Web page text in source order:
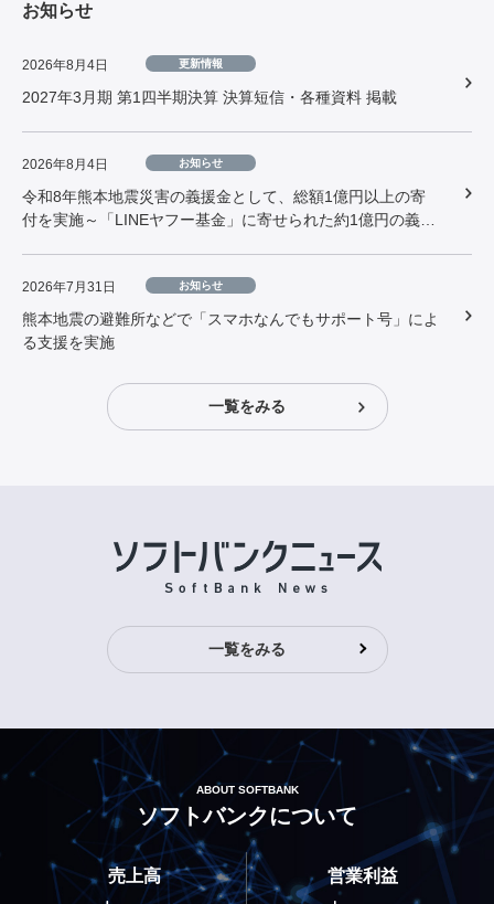
お知らせ
2026年8月4日 更新情報
2027年3月期 第1四半期決算 決算短信・各種資料 掲載
2026年8月4日 お知らせ
令和8年熊本地震災害の義援金として、総額1億円以上の寄
付を実施～「LINEヤフー基金」に寄せられた約1億円の義援
2026年7月31日 お知らせ
熊本地震の避難所などで「スマホなんでもサポート号」によ
る支援を実施
一覧をみる
一覧をみる
ABOUT SOFTBANK
ソフトバンクについて
売上高 営業利益